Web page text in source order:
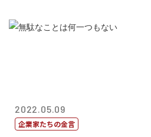
2022.05.09
企業家たちの金言